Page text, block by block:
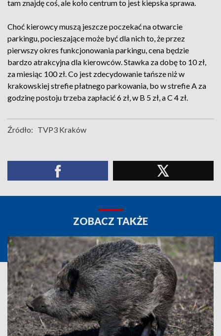
tam znajdę coś, ale koło centrum to jest kiepska sprawa.
Choć kierowcy muszą jeszcze poczekać na otwarcie
parkingu, pocieszające może być dla nich to, że przez
pierwszy okres funkcjonowania parkingu, cena będzie
bardzo atrakcyjna dla kierowców. Stawka za dobę to 10 zł,
za miesiąc 100 zł. Co jest zdecydowanie tańsze niż w
krakowskiej strefie płatnego parkowania, bo w strefie A za
godzinę postoju trzeba zapłacić 6 zł, w B 5 zł, a C 4 zł.
Źródło: TVP3 Kraków
ZOBACZ TAKŻE